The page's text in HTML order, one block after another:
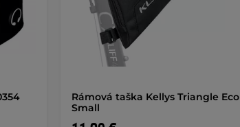
Rámová taška Kellys Triangle Eco
Small